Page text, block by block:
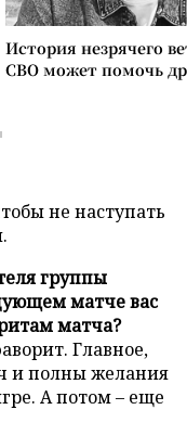
История незрячего
СВО может помочь
не наступать
группы
матче вас
матча?
Главное,
и полны желания
А потом – еще